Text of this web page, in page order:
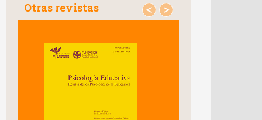
Otras revistas < >